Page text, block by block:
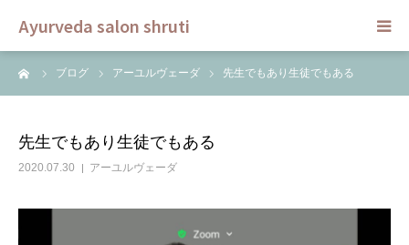
Ayurveda salon shruti
ブログ アーユルヴェーダ 先生でもあり生徒でもある
先生でもあり生徒でもある
2020.07.30 アーユルヴェーダ
HOME